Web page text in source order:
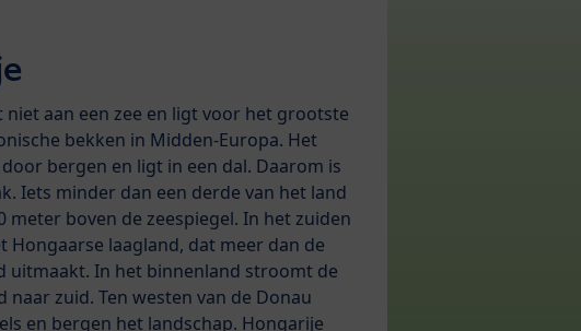
aan een zee en ligt voor het grootste
bekken in Midden-Europa. Het
bergen en ligt in een dal. Daarom is
Iets minder dan een derde van het land
meter boven de zeespiegel. In het zuiden
Hongaarse laagland, dat meer dan de
uitmaakt. In het binnenland stroomt de
naar zuid. Ten westen van de Donau
en bergen het landschap. Hongarije